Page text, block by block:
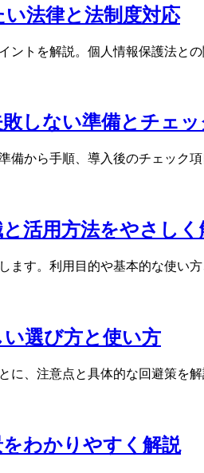
法律と法制度対応
ントを解説。個人情報保護法
しない準備とチェッ
備から手順、導入後のチェッ
活用方法をやさしく
す。利用目的や基本的な使い
選び方と使い方
、注意点と具体的な回避策を
わかりやすく解説